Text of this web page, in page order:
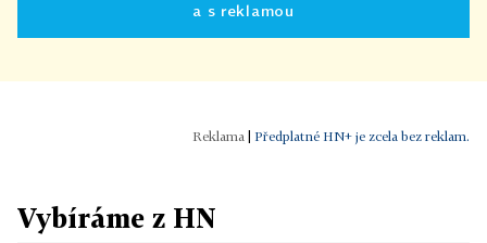
a s reklamou
Předplatné HN+ je zcela bez reklam.
Vybíráme z HN